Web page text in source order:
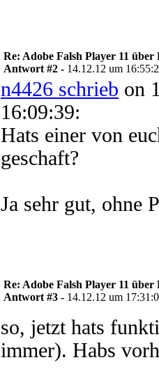
Re: Adobe Falsh Player 11 über
Antwort #2 - 14.12.12 um
n4426 schrieb on
16:09:39:
Hats einer von
geschaft?
Ja sehr gut, ohne
Re: Adobe Falsh Player 11 über
Antwort #3 - 14.12.12 um
so, jetzt hats
immer). Habs